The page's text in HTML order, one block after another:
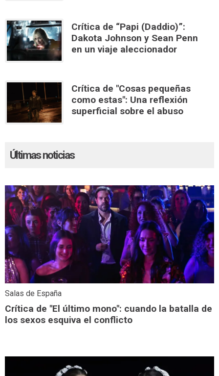
Crítica de “Papi (Daddio)”:
Dakota Johnson y Sean Penn
en un viaje aleccionador
Crítica de "Cosas pequeñas
como estas": Una reflexión
superficial sobre el abuso
Últimas noticias
Salas de España
Crítica de "El último mono": cuando la batalla de
los sexos esquiva el conflicto